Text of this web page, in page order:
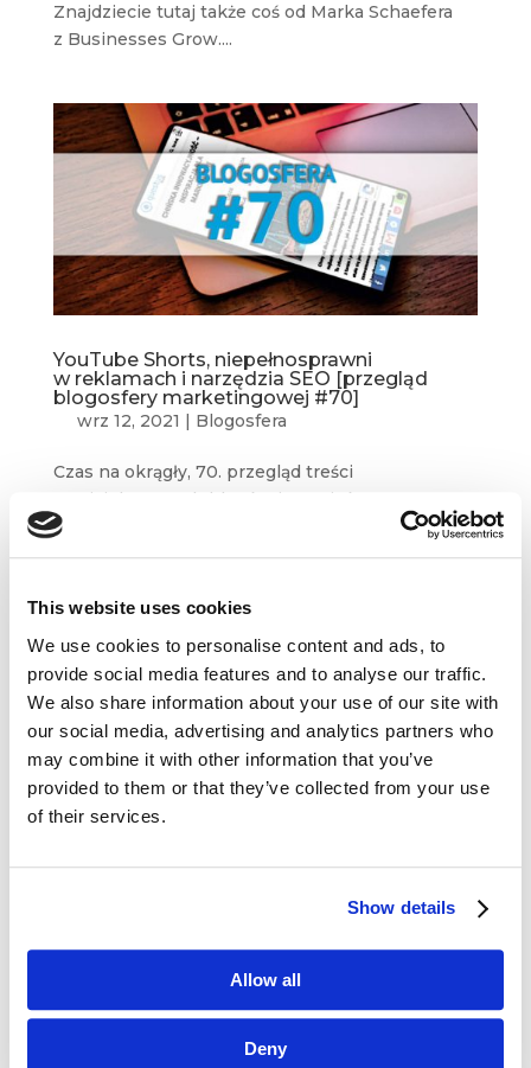
This website uses cookies
We use cookies to personalise content and ads, to
provide social media features and to analyse our traffic.
We also share information about your use of our site with
our social media, advertising and analytics partners who
may combine it with other information that you’ve
provided to them or that they’ve collected from your use
of their services.
Show details
Allow all
Deny
Znajdziecie tutaj także coś od Marka Schaefera
z Businesses Grow....
YouTube Shorts, niepełnosprawni
w reklamach i narzędzia SEO [przegląd
blogosfery marketingowej #70]
wrz 12, 2021 | Blogosfera
Czas na okrągły, 70. przegląd treści
z najciekawszych blogów i serwisów
marketingowych. Tym razem mamy dla Was
artykuły m.in. z Search Engine Journal, Nielsena,
Inspirującej lektury! 3 najczęściej...
marketing [przegląd blogosfery
Blogosfera
W kalendarzach niedziela, a zatem czas